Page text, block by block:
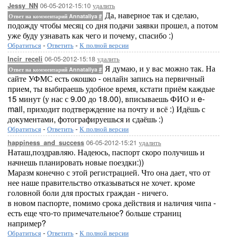
Jessy_NN 06-05-2012-15:10 удалить
Ответ на комментарий Annataliya # Да, наверное так и сделаю,
подожду чтобы месяц со дня подачи заявки прошел, а потом
уже буду узнавать как чего и почему, спасибо :)
Обратиться - Ответить - К полной версии
Incir_receli 06-05-2012-15:18 удалить
Ответ на комментарий Annataliya # Я думаю, и у вас можно так. На
сайте УФМС есть окошко - онлайн запись на первичный
прием, ты выбираешь удобное время, кстати приём каждые
15 минут (у нас с 9.00 до 18.00), вписываешь ФИО и e-
mail, приходит подтверждение на почту и всё :) Идёшь с
документами, фотографируешься и сдаёшь :)
Обратиться - Ответить - К полной версии
happiness_and_success 06-05-2012-15:21 удалить
Наташ,поздравляю. Надеюсь, паспорт скоро получишь и
начнешь планировать новые поездки:))
Маразм конечно с этой регистрацией. Что она дает, что от
нее наше правительство отказываться не хочет. кроме
головной боли для простых граждан - ничего.
в новом паспорте, помимо срока действия и наличия чипа -
есть еще что-то примечательное? больше страниц
например?
Обратиться - Ответить - К полной версии